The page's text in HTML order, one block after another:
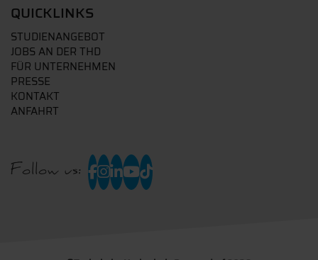
QUICKLINKS
STUDIENANGEBOT
JOBS AN DER THD
FÜR UNTERNEHMEN
PRESSE
KONTAKT
ANFAHRT
Follow us: